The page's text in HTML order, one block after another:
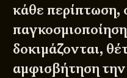
κάθε περίπτωση,
δοκιμάζονται,
αμφισβήτηση